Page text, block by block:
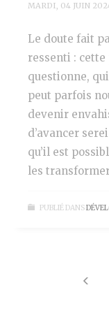
MARDI, 04 JUIN
Le doute fait
ressenti :
questionne,
peut parfois
devenir
d’avancer
qu’il est
les
PUBLIÉ DANS